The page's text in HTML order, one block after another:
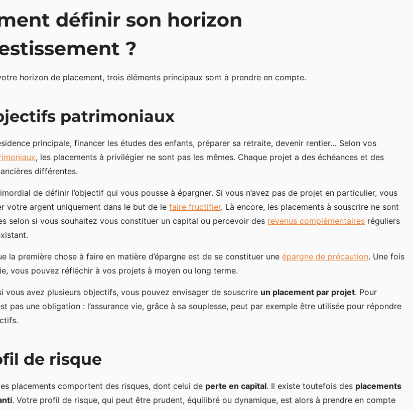
définir son horizon
?
horizon de placement, trois éléments principaux sont à prendre en compte.
patrimoniaux
principale, financer les études des enfants, préparer sa retraite, devenir rentier… Selon vos
, les placements à privilégier ne sont pas les mêmes. Chaque projet a des échéances et des
différentes.
de définir l’objectif qui vous pousse à épargner. Si vous n’avez pas de projet en particulier, vous
votre argent uniquement dans le but de lefaire fructifier. Là encore, les placements à souscrire ne sont
selon si vous souhaitez vous constituer un capital ou percevoir des revenus complémentaires réguliers
la première chose à faire en matière d’épargne est de se constituer uneépargne de précaution. Une fois
vous pouvez réfléchir à vos projets à moyen ou long terme.
vous avez plusieurs objectifs, vous pouvez envisager de souscrire un placement par projet. Pour
pas une obligation : l’assurance vie, grâce à sa souplesse, peut par exemple être utilisée pour répondre
de risque
placements comportent des risques, dont celui de perte en capital. Il existe toutefois des placements
. Votre profil de risque, qui peut être prudent, équilibré ou dynamique, est alors à prendre en compte